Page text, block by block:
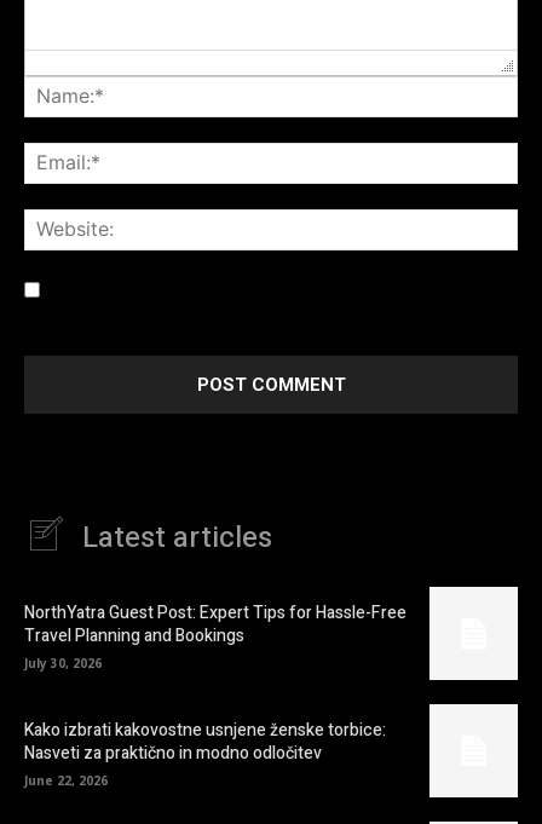
Latest articles
NorthYatra Guest Post: Expert Tips for Hassle-Free
Travel Planning and Bookings
July 30, 2026
Kako izbrati kakovostne usnjene ženske torbice:
Nasveti za praktično in modno odločitev
June 22, 2026